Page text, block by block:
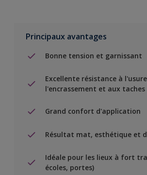
Principaux avantages
Bonne tension et garnissant
Excellente résistance à
l'encrassement et aux taches
Grand confort d'application
Résultat mat, esthétique et
Idéale pour les lieux à fort
écoles, portes)